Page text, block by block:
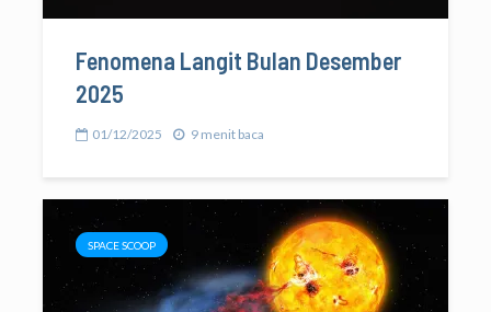
Fenomena Langit Bulan Desember
2025
01/12/2025 9 menit baca
SPACE SCOOP